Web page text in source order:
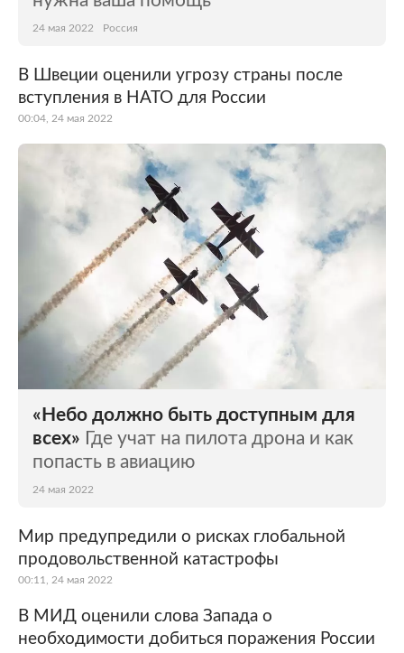
24 мая 2022 Россия
В Швеции оценили угрозу страны после
вступления в НАТО для России
00:04, 24 мая 2022
«Небо должно быть доступным для
всех» Где учат на пилота дрона и как
попасть в авиацию
24 мая 2022
Мир предупредили о рисках глобальной
продовольственной катастрофы
00:11, 24 мая 2022
В МИД оценили слова Запада о
необходимости добиться поражения России